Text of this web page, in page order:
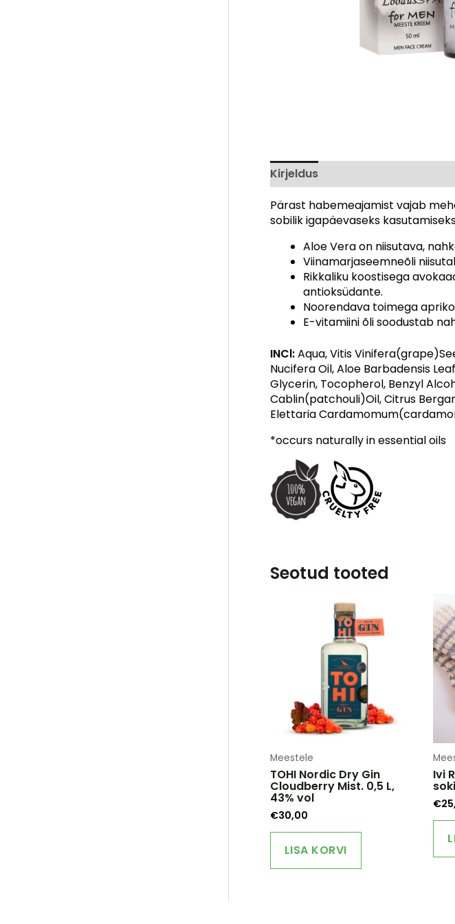
Kirjeldus
Pärast habemeajamist vajab
sobilik igapäevaseks
Aloe Vera on niisutava,
Viinamarjaseemneõli
Rikkaliku koostisega
antioksüdante.
Noorendava toimega
E-vitamiini õli soodustab
INCl:Aqua, Vitis
Nucifera Oil, Aloe Barbadensis
Glycerin, Tocopherol, Benzyl
Cablin(patchouli)Oil, Citrus
Elettaria
*occurs naturally in essential oils
Seotud tooted
Meestele
TOHI Nordic Dry Gin
Cloudberry Mist. 0,5 L,
43% vol
€30,00
LISA KORVI
Ivi
€